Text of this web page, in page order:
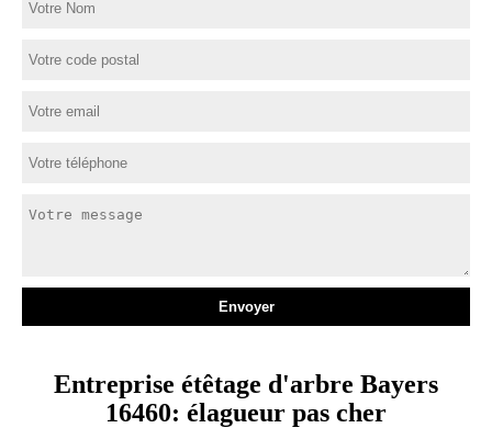
Entreprise étêtage d'arbre Bayers
16460: élagueur pas cher